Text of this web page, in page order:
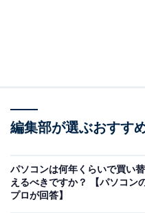
編集部が選ぶおすす
パソコンは何年くらいで買い替
えるべきですか？ 【パソコン
プロが回答】